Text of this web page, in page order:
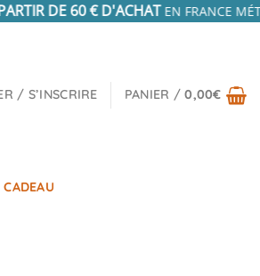
DE 60 € D'ACHATEN FRANCE
/ S’INSCRIRE PANIER /0,00€